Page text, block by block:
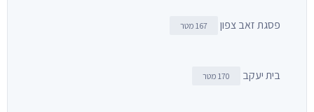
פסגת זאב צפון 167 מטר
בית יעקב 170 מטר